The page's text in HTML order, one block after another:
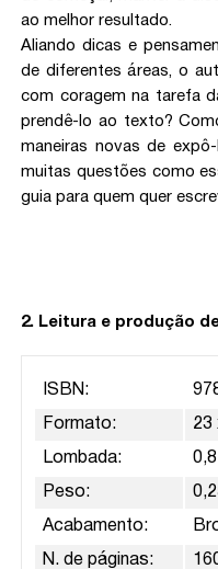
ao melhor resultado.
Aliando dicas e
de diferentes áreas, o
com coragem na tarefa
prendê-lo ao texto?
maneiras novas de
muitas questões como
guia para quem quer
2. Leitura e produção
ISBN:
Formato: 23
Lombada:
Peso:
Acabamento:
N. de páginas: